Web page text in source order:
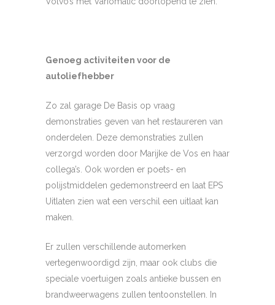
Genoeg activiteiten voor de
autoliefhebber
Zo zal garage De Basis op vraag
demonstraties geven van het restaureren van
onderdelen. Deze demonstraties zullen
verzorgd worden door Marijke de Vos en haar
collega’s. Ook worden er poets- en
polijstmiddelen gedemonstreerd en laat EPS
Uitlaten zien wat een verschil een uitlaat kan
maken.
Er zullen verschillende automerken
vertegenwoordigd zijn, maar ook clubs die
speciale voertuigen zoals antieke bussen en
brandweerwagens zullen tentoonstellen. In